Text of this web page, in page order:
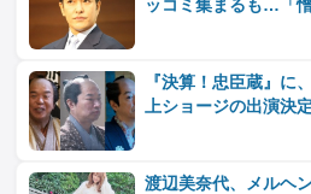
ッコミ集まるも…「
『決算！忠臣蔵』に
上ショージの出演決定
渡辺美奈代、メルヘ